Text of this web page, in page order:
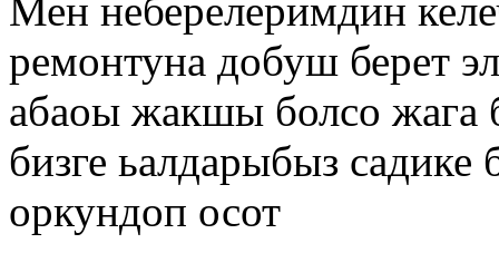
Мен неберелеримдин
ремонтуна добуш берет
абаоы жакшы болсо жага
бизге ьалдарыбыз
оркундоп осот